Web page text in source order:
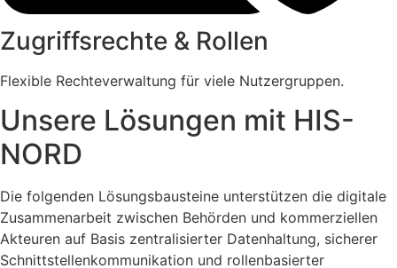
Zugriffsrechte & Rollen
Flexible Rechteverwaltung für viele Nutzergruppen.
Unsere Lösungen mit HIS-
NORD
Die folgenden Lösungsbausteine unterstützen die digitale
Zusammenarbeit zwischen Behörden und kommerziellen
Akteuren auf Basis zentralisierter Datenhaltung, sicherer
Schnittstellenkommunikation und rollenbasierter